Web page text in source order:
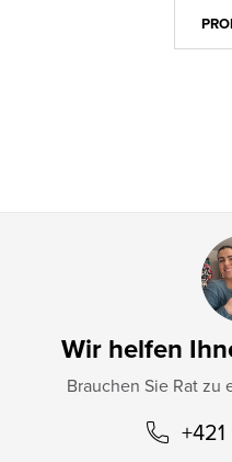
Wir helfen
Brauchen Sie Rat zu